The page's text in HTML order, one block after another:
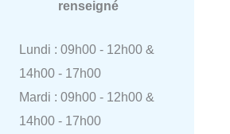
renseigné
Lundi : 09h00 - 12h00 &
14h00 - 17h00
Mardi : 09h00 - 12h00 &
14h00 - 17h00